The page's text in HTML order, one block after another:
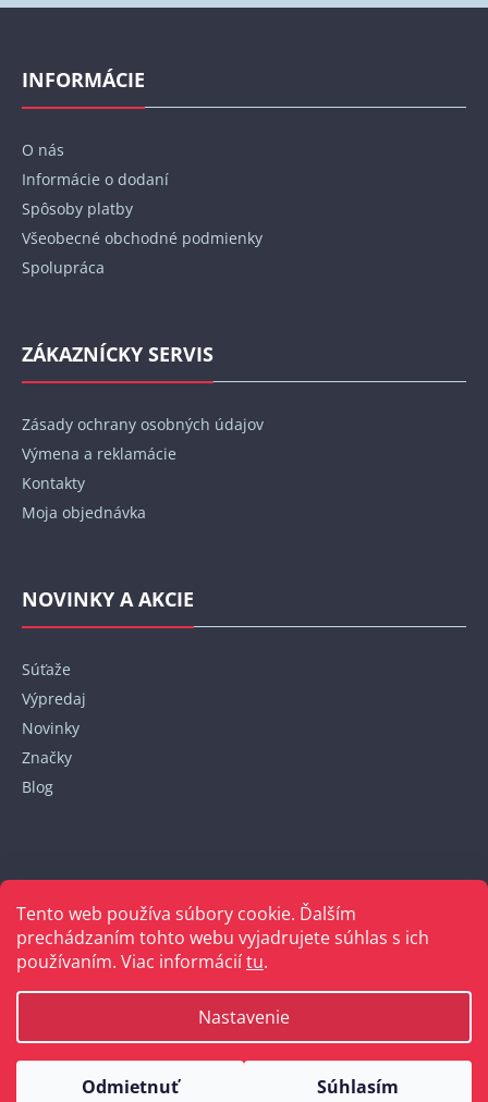
Tento web používa súbory cookie. Ďalším
prechádzaním tohto webu vyjadrujete súhlas s ich
používaním. Viac informáciítu.
Nastavenie
Odmietnuť Súhlasím
p
INFORMÁCIE
O nás
Informácie o dodaní
Spôsoby platby
Všeobecné obchodné podmienky
Spolupráca
ZÁKAZNÍCKY SERVIS
Zásady ochrany osobných údajov
Výmena a reklamácie
Kontakty
Moja objednávka
NOVINKY A AKCIE
Súťaže
Výpredaj
Novinky
Značky
Blog
+421 948 152 820
Copyright 2026Bellakabelky.sk . Všetky práva vyhradené.